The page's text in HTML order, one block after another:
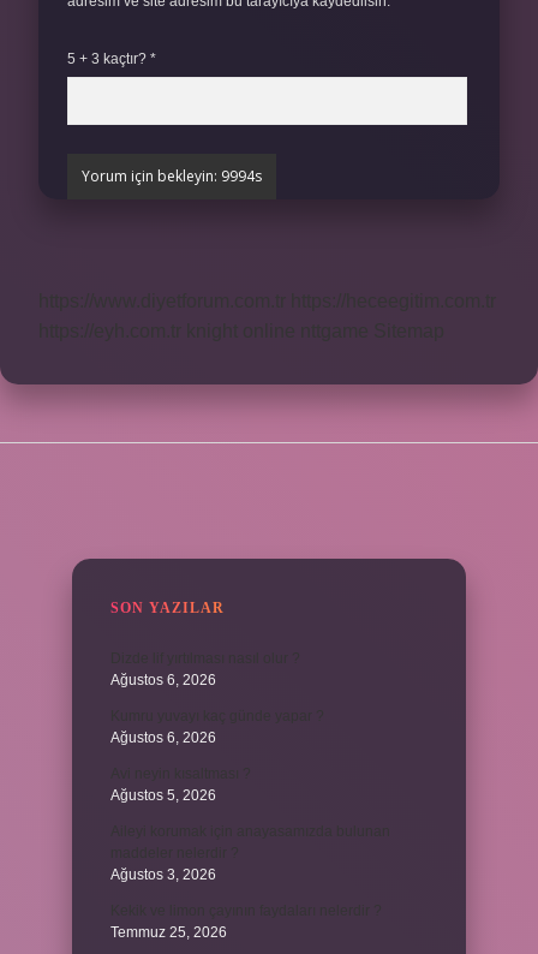
5 + 3 kaçtır? *
SON YAZILAR
Ağustos 6, 2026
Ağustos 6, 2026
Ağustos 5, 2026
Ağustos 3, 2026
Temmuz 25, 2026